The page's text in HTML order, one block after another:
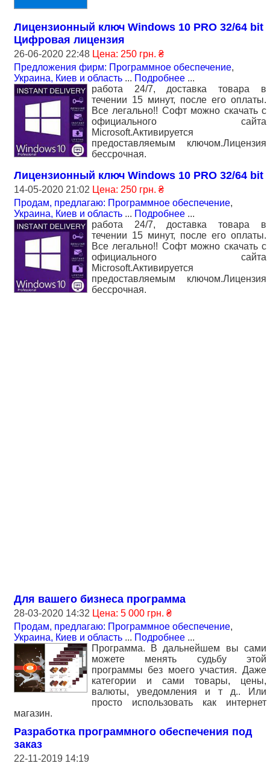
Лицензионный ключ Windows 10 PRO 32/64 bit
Цифровая лицензия
26-06-2020 22:48 Цена: 250 грн. ₴
Предложения фирм: Программное обеспечение,
Украина, Киев и область ... Подробнее ...
работа 24/7, доставка товара в
течении 15 минут, после его оплаты.
Все легально!! Софт можно скачать с
официального сайта
Microsoft.Активируется
предоставляемым ключом.Лицензия
бессрочная.
Лицензионный ключ Windows 10 PRO 32/64 bit
14-05-2020 21:02 Цена: 250 грн. ₴
Продам, предлагаю: Программное обеспечение,
Украина, Киев и область ... Подробнее ...
работа 24/7, доставка товара в
течении 15 минут, после его оплаты.
Все легально!! Софт можно скачать с
официального сайта
Microsoft.Активируется
предоставляемым ключом.Лицензия
бессрочная.
Для вашего бизнеса программа
28-03-2020 14:32 Цена: 5 000 грн. ₴
Продам, предлагаю: Программное обеспечение,
Украина, Киев и область ... Подробнее ...
Программа. В дальнейшем вы сами
можете менять судьбу этой
программы без моего участия. Даже
категории и сами товары, цены,
валюты, уведомления и т д.. Или
просто использовать как интернет
магазин.
Разработка программного обеспечения под
заказ
22-11-2019 14:19